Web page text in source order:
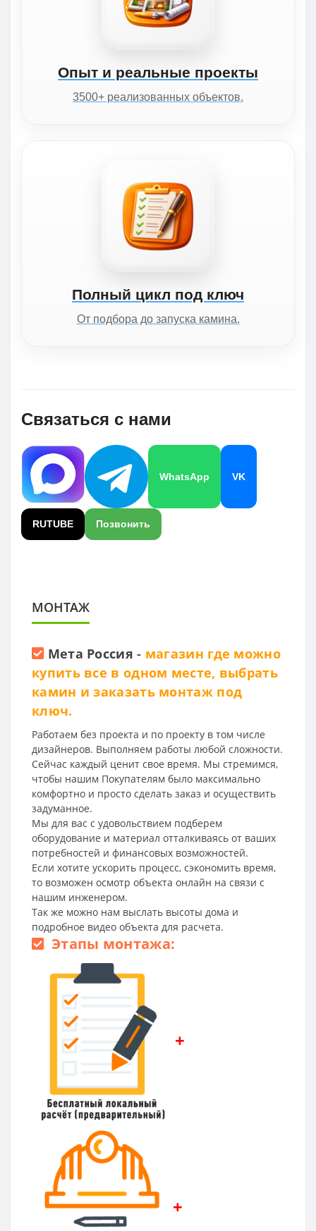
Опыт и реальные проекты
3500+ реализованных объектов.
Полный цикл под ключ
От подбора до запуска камина.
Связаться с нами
WhatsApp VK
RUTUBE Позвонить
МОНТАЖ
Мета Россия - магазин где можно
купить все в одном месте, выбрать
камин и заказать монтаж под
ключ.
Работаем без проекта и по проекту в том числе
дизайнеров. Выполняем работы любой сложности.
Сейчас каждый ценит свое время. Мы стремимся,
чтобы нашим Покупателям было максимально
комфортно и просто сделать заказ и осуществить
задуманное.
Мы для вас с удовольствием подберем
оборудование и материал отталкиваясь от ваших
потребностей и финансовых возможностей.
Если хотите ускорить процесс, сэкономить время,
то возможен осмотр объекта онлайн на связи с
нашим инженером.
Так же можно нам выслать высоты дома и
подробное видео объекта для расчета.
Этапы монтажа:
+
+